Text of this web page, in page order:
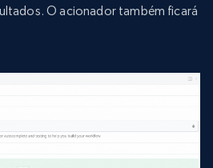
O acionador também ficará